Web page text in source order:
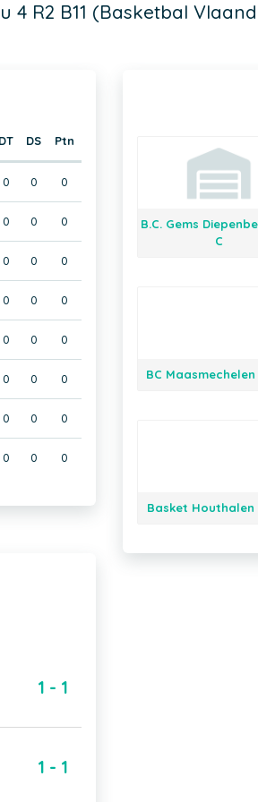
4 R2 B11 (Basketbal
DT DS Ptn
0 0 0
0 0 0
0 0 0
0 0 0
0 0 0
0 0 0
0 0 0
0 0 0
B.C. Gems
C
BC Maasmechelen
Basket Houthalen
1 - 1
1 - 1